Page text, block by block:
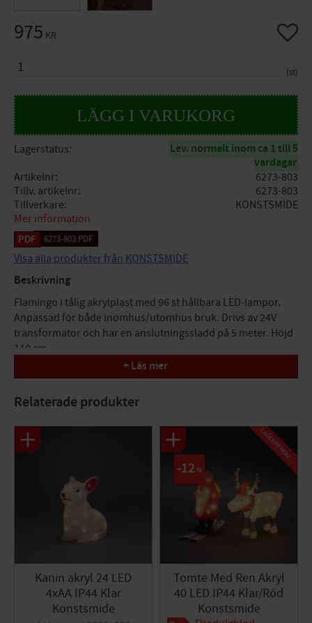
975 KR
st
Lägg
Lagerstatus
Lev. normalt inom ca 1 till 5
vardagar
Artikelnr
6273-803
Tillv. artikelnr
6273-803
Tillverkare
KONSTSMIDE
Mer information
6273-803.PDF
Visa alla produkter från KONSTSMIDE
Beskrivning
Flamingo i tålig akrylplast med 96 st hållbara LED-lampor.
Anpassad för både inomhus/utomhus bruk. Drivs av 24V
transformator och har en anslutningssladd på 5 meter. Höjd
110 cm.
Godkänd för utomhusbruk: Ja
Färg (belysning): Amber
Färg (produkt): Orange
Skymningsrelä: Nej
Multifunktion: Nej
Timer: Nej
Kabelfärg: Vit
Dimbar: Ja
Energimärkning: F
Energiförbrukning (kW/1000 h): 3
IP Klass (Product): IP44
IP Klass (Transformator): IP44
+ Läs mer
Relaterade produkter
Kanin akryl 24 LED
4xAA IP44 Klar
Konstsmide
Tomte Med Ren Akryl
40 LED IP44 Klar/Röd
Konstsmide
12 %
L
A
G
E
R
R
E
N
S
N
I
N
G